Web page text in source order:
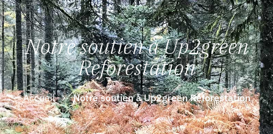
Notre soutien à Up2green
Reforestation
Accueil Notre soutien à Up2green Reforestation